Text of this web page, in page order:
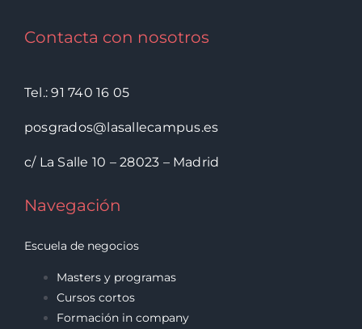
Contacta con nosotros
Tel.: 91 740 16 05
posgrados@lasallecampus.es
c/ La Salle 10 – 28023 – Madrid
Navegación
Escuela de negocios
Masters y programas
Cursos cortos
Formación in company